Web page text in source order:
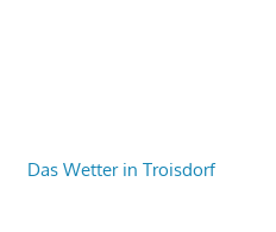
Das Wetter in Troisdorf